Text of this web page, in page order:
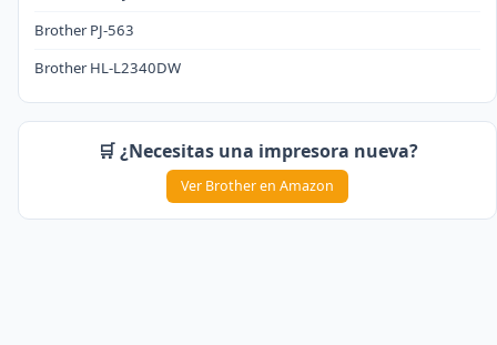
Brother PJ-563
Brother HL-L2340DW
🛒 ¿Necesitas una impresora nueva?
Ver Brother en Amazon